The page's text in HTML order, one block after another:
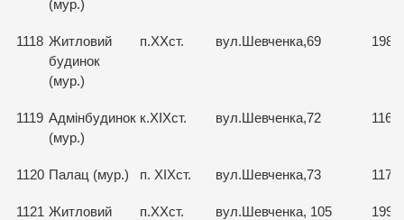
(мур.)
1118 Житловий
будинок
(мур.)
п.ХХст. вул.Шевченка,69 1984
1119 Адмінбудинок
(мур.)
к.ХІХст. вул.Шевченка,72 1169
1120 Палац (мур.) п. ХІХст. вул.Шевченка,73 1170
1121 Житловий
п.ХХст. вул.Шевченка, 105 1990